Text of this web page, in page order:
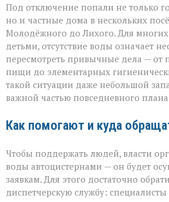
Под отключение попали не только
но и частные дома в нескольких
Молодёжного до Лихого. Для многих
детьми, отсутствие воды означает
пересмотреть привычные дела — от
пищи до элементарных
такой ситуации даже небольшой
важной частью повседневного
Как помогают и куда
Чтобы поддержать людей, власти
воды автоцистернами — он будет
заявкам. Для этого достаточно
диспетчерскую службу: